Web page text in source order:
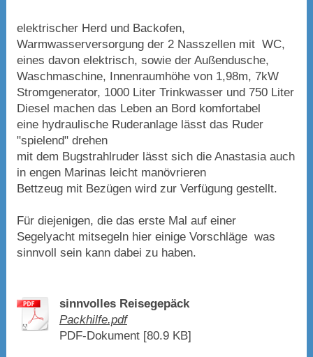
elektrischer Herd und Backofen,
Warmwasserversorgung der 2 Nasszellen mit WC,
eines davon elektrisch, sowie der Außendusche,
Waschmaschine, Innenraumhöhe von 1,98m, 7kW
Stromgenerator, 1000 Liter Trinkwasser und 750 Liter
Diesel machen das Leben an Bord komfortabel
eine hydraulische Ruderanlage lässt das Ruder
"spielend" drehen
mit dem Bugstrahlruder lässt sich die Anastasia auch
in engen Marinas leicht manövrieren
Bettzeug mit Bezügen wird zur Verfügung gestellt.
Für diejenigen, die das erste Mal auf einer
Segelyacht mitsegeln hier einige Vorschläge was
sinnvoll sein kann dabei zu haben.
sinnvolles Reisegepäck
Packhilfe.pdf
PDF-Dokument [80.9 KB]